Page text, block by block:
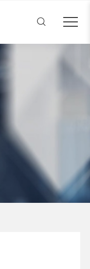
Open submenu (关于多凯)